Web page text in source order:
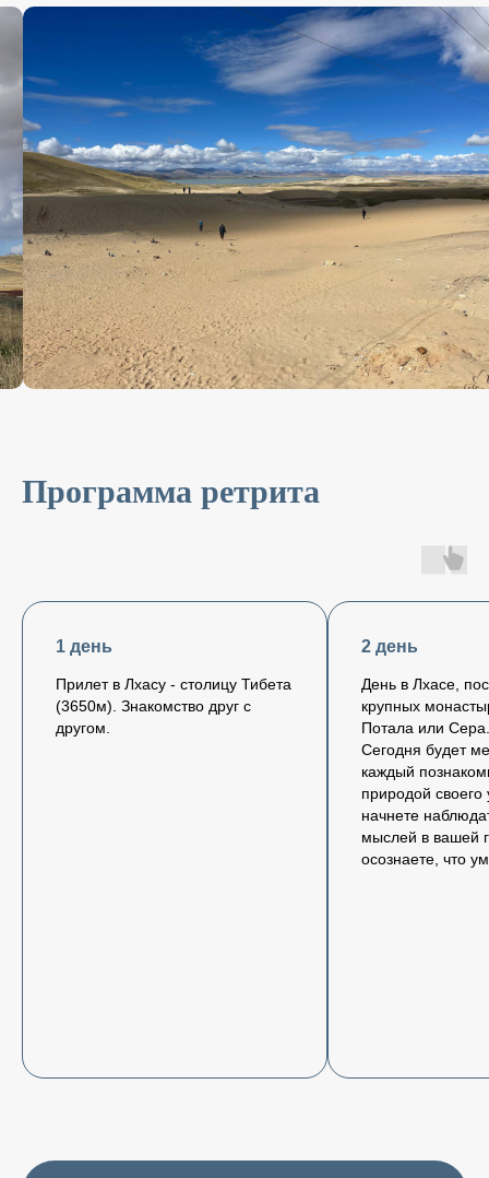
Программа ретрита
1 день
Прилет в Лхасу - столицу Тибета
(3650м). Знакомство друг с
другом.
2 день
День в Лхасе,
крупных
Потала или Сера.
Сегодня будет
каждый
природой
начнете
мыслей в вашей
осознаете, что
Удобный способ связи
Телефон
WhatsApp
Соглашаюсь сполитикой
конфиденциальности
Отправить